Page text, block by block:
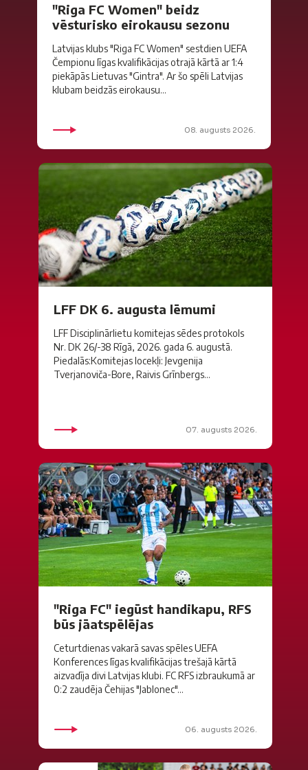
"Riga FC Women" beidz
vēsturisko eirokausu sezonu
Latvijas klubs "Riga FC Women" sestdien UEFA
Čempionu līgas kvalifikācijas otrajā kārtā ar 1:4
piekāpās Lietuvas "Gintra". Ar šo spēli Latvijas
klubam beidzās eirokausu...
08. augusts 2026.
LFF DK 6. augusta lēmumi
LFF Disciplinārlietu komitejas sēdes protokols
Nr. DK 26/-38 Rīgā, 2026. gada 6. augustā.
Piedalās:Komitejas locekļi: Jevgenija
Tverjanoviča-Bore, Raivis Grīnbergs...
07. augusts 2026.
"Riga FC" iegūst handikapu, RFS
būs jāatspēlējas
Ceturtdienas vakarā savas spēles UEFA
Konferences līgas kvalifikācijas trešajā kārtā
aizvadīja divi Latvijas klubi. FC RFS izbraukumā ar
0:2 zaudēja Čehijas "Jablonec"...
06. augusts 2026.